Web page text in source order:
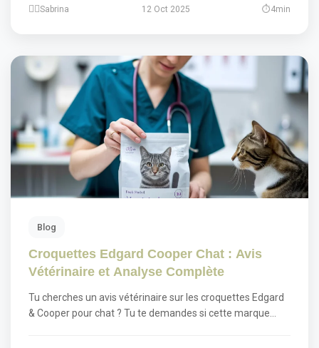
Sabrina 12 Oct 2025 4min
Blog
Croquettes Edgard Cooper Chat : Avis
Vétérinaire et Analyse Complète
Tu cherches un avis vétérinaire sur les croquettes Edgard
& Cooper pour chat ? Tu te demandes si cette marque…